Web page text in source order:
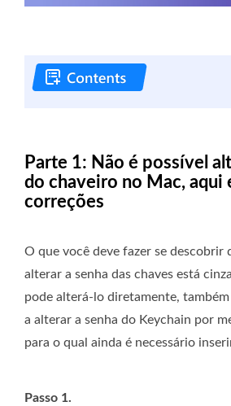
Parte 1: Não é possível
do chaveiro no Mac, aqui
correções
O que você deve fazer se descobrir
alterar a senha das chaves está
pode alterá-lo diretamente,
a alterar a senha do Keychain por
para o qual ainda é necessário
Passo 1.